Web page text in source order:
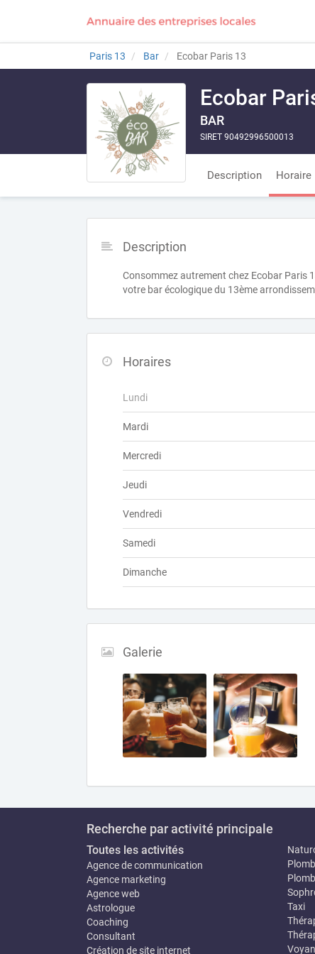
Paris 13 Bar Ecobar Paris 13
Ecobar
BAR
SIRET 90492996500013
Description Horaire
Description
Consommez autrement chez Ecobar Paris
votre bar écologique du 13ème
Horaires
Lundi
Mardi
Mercredi
Jeudi
Vendredi
Samedi
Dimanche
Galerie
Recherche par activité principale
Toutes les activités
Agence de communication
Agence marketing
Agence web
Astrologue
Coaching
Consultant
Création de site internet
Taxi